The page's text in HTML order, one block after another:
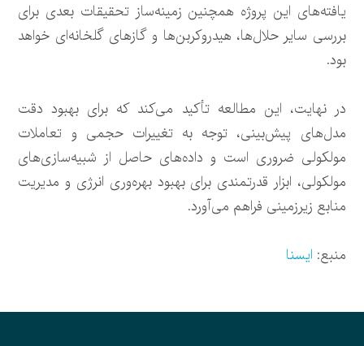
یافته‌های این پروژه همچنین زمینه‌ساز تحقیقات بعدی برای
بررسی سایر حلال‌ها، هیدروکربن‌ها و گازهای گلخانه‌ای خواهد
بود.
در نهایت، این مطالعه تأکید می‌کند که برای بهبود دقت
مدل‌های پیش‌بینی، توجه به تغییرات حجمی و تعاملات
مولکولی ضروری است و داده‌های حاصل از شبیه‌سازی‌های
مولکولی، ابزار قدرتمندی برای بهبود بهره‌وری انرژی و مدیریت
منابع زیرزمینی فراهم می‌آورد.
منبع: ایسنا